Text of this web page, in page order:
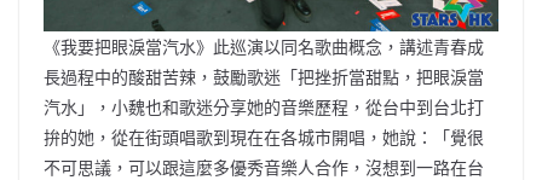
《我要把眼淚當汽水》此巡演以同名歌曲概念，講述青春成
長過程中的酸甜苦辣，鼓勵歌迷「把挫折當甜點，把眼淚當
汽水」，小魏也和歌迷分享她的音樂歷程，從台中到台北打
拚的她，從在街頭唱歌到現在在各城市開唱，她說：「覺很
不可思議，可以跟這麼多優秀音樂人合作，沒想到一路在台